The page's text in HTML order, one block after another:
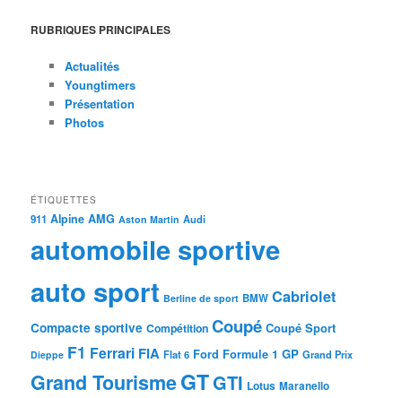
RUBRIQUES PRINCIPALES
Actualités
Youngtimers
Présentation
Photos
ÉTIQUETTES
911 Alpine AMG Aston Martin Audi
automobile sportive
auto sport Berline de sport BMW Cabriolet
Compacte sportive Compétition Coupé Coupé Sport
Dieppe F1 Ferrari FIA Flat 6 Ford Formule 1 GP Grand Prix
Grand TourismeGTGTI Lotus Maranello